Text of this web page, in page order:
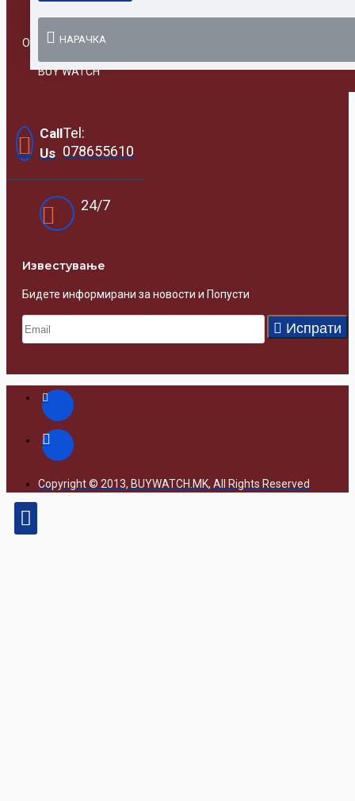
НАРАЧКА
Online Prodavnica
BUY WATCH
Call
Us
Tel:
078655610
24/7
Известувањe
Бидете информирани за новости и Попусти
Испрати
Copyright © 2013, BUYWATCH.MK, All Rights Reserved